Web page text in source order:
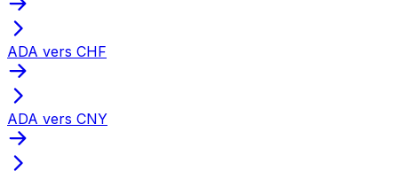
ADA vers CHF
ADA vers CNY